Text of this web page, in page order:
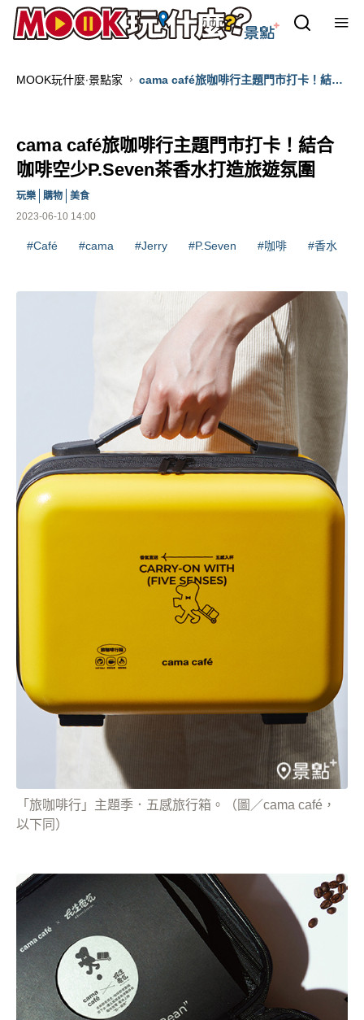
MOOK玩什麼‧景點家
cama café旅咖啡行主題門市打卡！結合
cama café旅咖啡行主題門市打卡！結合
咖啡空少P.Seven茶香水打造旅遊氛圍
2023-06-10 14:00
玩樂 購物 美食
#Café #cama #Jerry #P.Seven #咖啡 #香水
「旅咖啡行」主題季．五感旅行箱。（圖／cama café，
以下同）